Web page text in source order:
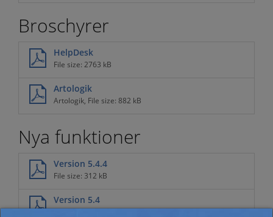
Broschyrer
HelpDesk
File size: 2763 kB
Artologik
Artologik, File size: 882 kB
Nya funktioner
Version 5.4.4
File size: 312 kB
Version 5.4
File size: 267 kB